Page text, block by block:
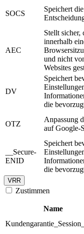
SOCS
Speichert
AEC
Stellt sicher,
innerhalb
und nicht
Websites
DV
Speichert
die
OTZ
Anpassung
auf Google-
__Secure-
ENID
Speichert
die
VRR
Zustimmen
Name